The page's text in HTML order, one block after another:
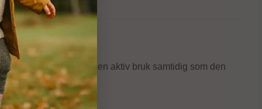
, tåler denne shortsen aktiv bruk samtidig som den